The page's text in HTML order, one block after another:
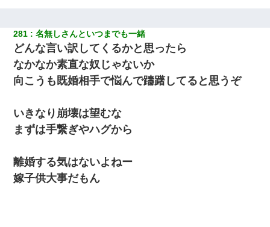
281 名無しさんといつまでも一緒
どんな言い訳してくるかと思ったら
なかなか素直な奴じゃないか
向こうも既婚相手で悩んで躊躇してると思うぞ
いきなり崩壊は望むな
まずは手繋ぎやハグから
離婚する気はないよねー
嫁子供大事だもん